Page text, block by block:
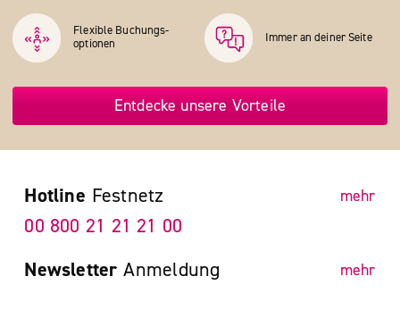
Flexible Buchungs­
optionen
Immer an deiner Seite
Entdecke unsere Vorteile
Hotline Festnetz mehr
00 800 21 21 21 00
Newsletter Anmeldung mehr